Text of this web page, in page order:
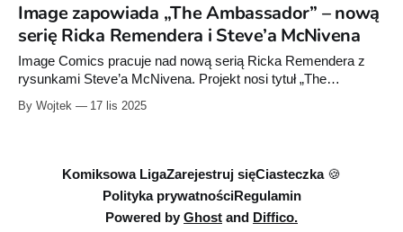
Image zapowiada „The Ambassador” – nową
serię Ricka Remendera i Steve’a McNivena
Image Comics pracuje nad nową serią Ricka Remendera z
rysunkami Steve’a McNivena. Projekt nosi tytuł „The
Ambassador” - donosi Comicsblog.fr. Na razie wydawca nie
opublikował jeszcze oficjalnego opisu fabuły ani daty premiery.
By Wojtek 17 lis 2025
Komiksowa LigaZarejestruj sięCiasteczka 🍪
Polityka prywatnościRegulamin
Powered by Ghost and Diffico.